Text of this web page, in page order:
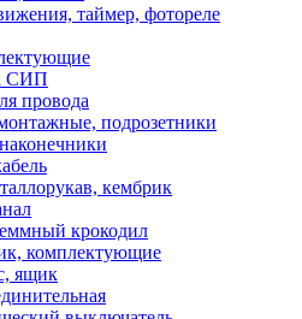
таймер, фотореле
СИП
провода
подрозетники
кембрик
крокодил
комплектующие
ящик